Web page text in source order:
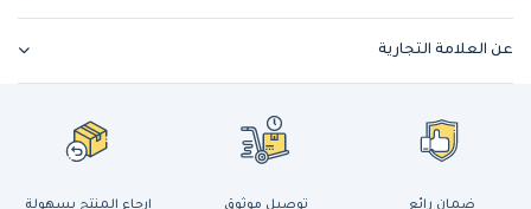
عن العلامة التجارية
ضمان رائع توصيل موثوق إرجاع المنتج بسهولة